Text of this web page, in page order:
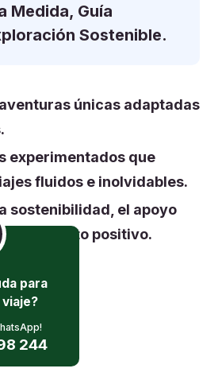
Medida, Guía
Sostenible.
únicas adaptadas
experimentados que
fluidos e inolvidables.
sostenibilidad, el apoyo
un impacto positivo.
para
244